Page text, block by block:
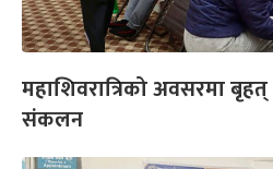
महाशिवरात्रिको अवसरमा
संकलन